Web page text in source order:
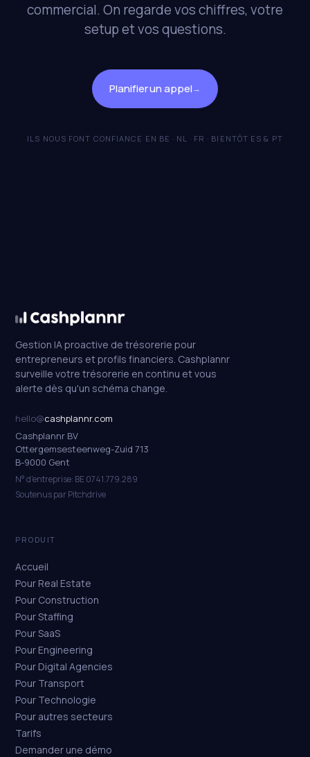
commercial. On regarde vos chiffres, votre
setup et vos questions.
Planifier un appel→
ILS NOUS FONT CONFIANCE EN BE · NL · FR · BIENTÔT ES & PT
Gestion IA proactive de trésorerie pour
entrepreneurs et profils financiers. Cashplannr
surveille votre trésorerie en continu et vous
alerte dès qu'un schéma change.
hello@cashplannr.com
Cashplannr BV
Ottergemsesteenweg-Zuid 713
B-9000 Gent
N° d'entreprise: BE 0741.779.289
Soutenus par Pitchdrive
PRODUIT
Accueil
Pour Real Estate
Pour Construction
Pour Staffing
Pour SaaS
Pour Engineering
Pour Digital Agencies
Pour Transport
Pour Technologie
Pour autres secteurs
Tarifs
Demander une démo